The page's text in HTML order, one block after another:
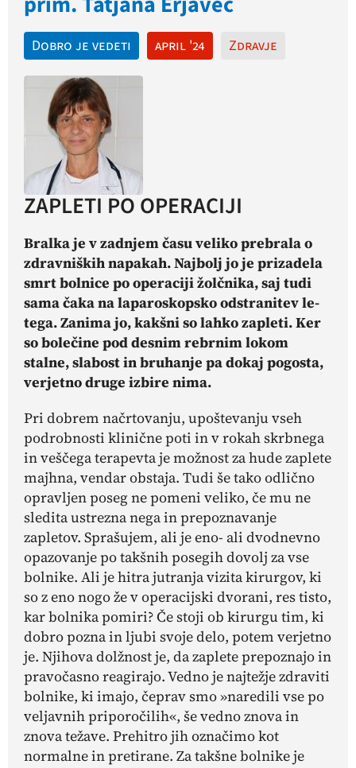
Dobro je vedeti april '24 Zdravje
ZAPLETI PO OPERACIJI
Bralka je v zadnjem času veliko prebrala o
zdravniških napakah. Najbolj jo je prizadela
smrt bolnice po operaciji žolčnika, saj tudi
sama čaka na laparoskopsko odstranitev le-
tega. Zanima jo, kakšni so lahko zapleti.Ker
so bolečine pod desnim rebrnim lokom
stalne, slabost in bruhanje pa dokaj pogosta,
verjetno druge izbire nima.
Pri dobrem načrtovanju, upoštevanju vseh
podrobnosti klinične poti in v rokah skrbnega
in veščega terapevta je možnost za hude zaplete
majhna, vendar obstaja. Tudi še tako odlično
opravljen poseg ne pomeni veliko, če mu ne
sledita ustrezna nega in prepoznavanje
zapletov. Sprašujem, ali je eno- ali dvodnevno
opazovanje po takšnih posegih dovolj za vse
bolnike. Ali je hitra jutranja vizita kirurgov, ki
so z eno nogo že v operacijski dvorani, res tisto,
kar bolnika pomiri? Če stoji ob kirurgu tim, ki
dobro pozna in ljubi svoje delo, potem verjetno
je. Njihova dolžnost je, da zaplete prepoznajo in
pravočasno reagirajo. Vedno je najtežje zdraviti
bolnike, ki imajo, čeprav smo »naredili vse po
veljavnih priporočilih«, še vedno znova in
znova težave. Prehitro jih označimo kot
normalne in pretirane. Za takšne bolnike je